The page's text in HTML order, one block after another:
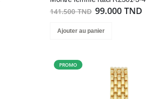
141.500 TND 99.000 TND
Ajouter au panier
PROMO